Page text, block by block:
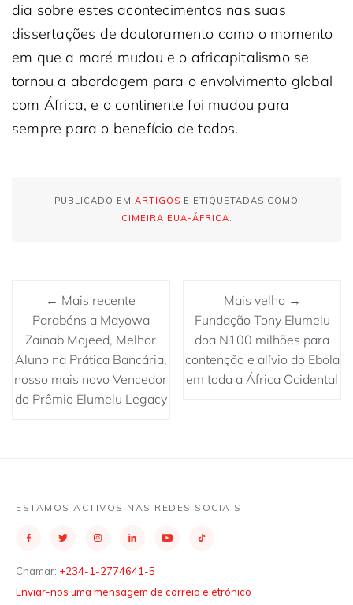
dia sobre estes acontecimentos nas suas
dissertações de doutoramento como o momento
em que a maré mudou e o africapitalismo se
tornou a abordagem para o envolvimento global
com África, e o continente foi mudou para
sempre para o benefício de todos.
PUBLICADO EM ARTIGOS E ETIQUETADAS COMO
CIMEIRA EUA-ÁFRICA.
← Mais recente
Parabéns a Mayowa
Zainab Mojeed, Melhor
Aluno na Prática Bancária,
nosso mais novo Vencedor
do Prêmio Elumelu Legacy
Mais velho →
Fundação Tony Elumelu
doa N100 milhões para
contenção e alívio do Ebola
em toda a África Ocidental
ESTAMOS ACTIVOS NAS REDES SOCIAIS
Chamar: +234-1-2774641-5
Enviar-nos uma mensagem de correio eletrónico